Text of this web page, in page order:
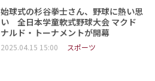
始球式の杉谷拳士さん、野球に熱い思
い 全日本学童軟式野球大会 マクド
ナルド・トーナメントが開幕
2025.04.15 15:00 スポーツ